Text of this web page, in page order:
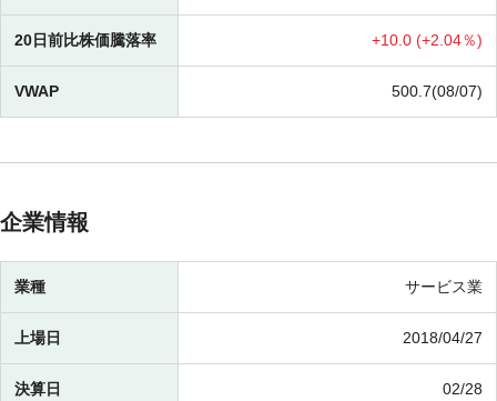
20日前比株価騰落率 +10.0 (+2.04％)
VWAP 500.7(08/07)
企業情報
業種 サービス業
上場日 2018/04/27
決算日 02/28